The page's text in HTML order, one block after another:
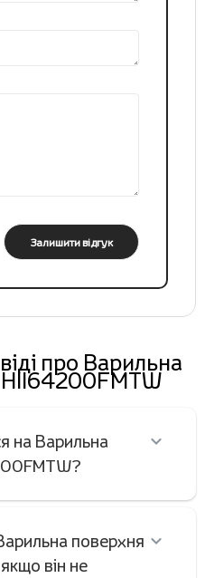
Залишити відгук
про Варильна
на Варильна
поверхня
він не